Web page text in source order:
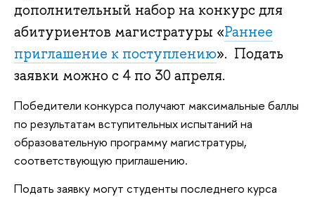
дополнительный набор на конкурс для
абитуриентов магистратуры «Раннее
приглашение к поступлению». Подать
заявки можно с 4 по 30 апреля.
Победители конкурса получают максимальные баллы
по результатам вступительных испытаний на
образовательную программу магистратуры,
соответствующую приглашению.
Подать заявку могут студенты последнего курса